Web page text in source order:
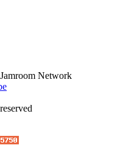
BNK48 / ครูสุธี นามศิริเลิศ